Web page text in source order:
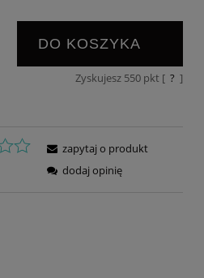
DO KOSZYKA
Zyskujesz 550pkt [ ? ]
zapytaj o produkt
dodaj opinię